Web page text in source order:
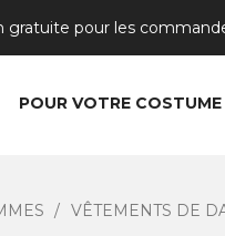
gratuite pour les
POUR VOTRE COSTUME
VÊTEMENTS DE